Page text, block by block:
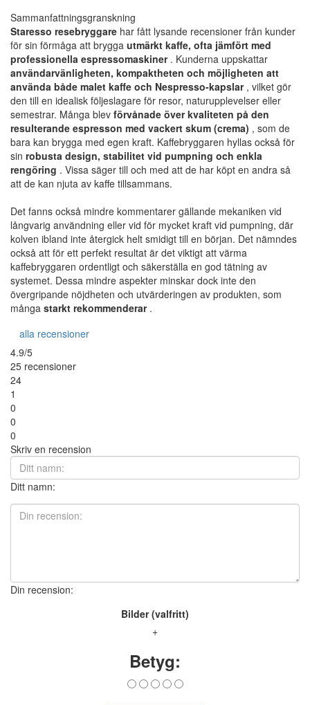
Sammanfattningsgranskning
Staresso resebryggare har fått lysande recensioner från kunder
för sin förmåga att brygga utmärkt kaffe, ofta jämfört med
professionella espressomaskiner. Kunderna uppskattar
användarvänligheten, kompaktheten och möjligheten att
använda både malet kaffe och Nespresso-kapslar, vilket gör
den till en idealisk följeslagare för resor, naturupplevelser eller
semestrar. Många blev förvånade över kvaliteten på den
resulterande espresson med vackert skum (crema) , som de
bara kan brygga med egen kraft. Kaffebryggaren hyllas också för
sin robusta design, stabilitet vid pumpning och enkla
rengöring . Vissa säger till och med att de har köpt en andra så
att de kan njuta av kaffe tillsammans.
Det fanns också mindre kommentarer gällande mekaniken vid
långvarig användning eller vid för mycket kraft vid pumpning, där
kolven ibland inte återgick helt smidigt till en början. Det nämndes
också att för ett perfekt resultat är det viktigt att värma
kaffebryggaren ordentligt och säkerställa en god tätning av
systemet. Dessa mindre aspekter minskar dock inte den
övergripande nöjdheten och utvärderingen av produkten, som
många starkt rekommenderar.
alla recensioner
4.9/5
25 recensioner
24
1
0
0
0
Skriv en recension
Ditt namn:
Din recension:
Bilder (valfritt)
+
Betyg: